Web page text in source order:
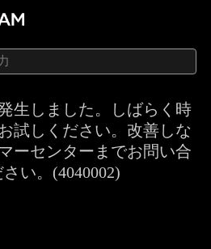
生しました。しばらく時
試しください。改善しな
ーセンターまでお問い合
い。(4040002)